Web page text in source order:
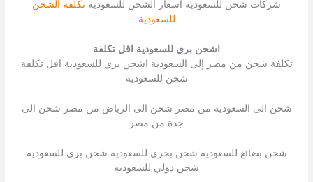
شركات شحن للسعوديه اسعار الشحن للسعودية تكلفة الشحن
للسعودية
اشحن بري للسعودية اقل تكلفة
تكلفة شحن من مصر إلى السعودية اشحن بري للسعودية اقل تكلفة
شحن للسعودية
شحن الى السعودية من مصر شحن الى الرياض من مصر شحن الى
جدة من مصر
شحن بضائع للسعوديه شحن بحري للسعوديه شحن بري للسعوديه
شحن دولي للسعوديه